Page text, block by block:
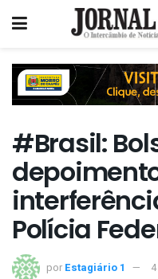
#Brasil:
Polícia
por Estagiário 1